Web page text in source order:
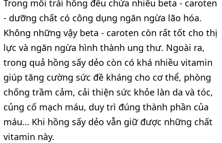
Trong mỗi trái hồng đều chứa nhiều beta - caroten
- dưỡng chất có công dụng ngăn ngừa lão hóa.
Không những vậy beta - caroten còn rất tốt cho thị
lực và ngăn ngừa hình thành ung thư. Ngoài ra,
trong quả hồng sấy dẻo còn có khá nhiều vitamin
giúp tăng cường sức đề kháng cho cơ thể, phòng
chống trầm cảm, cải thiện sức khỏe làn da và tóc,
củng cố mạch máu, duy trì đúng thành phần của
máu… Khi hồng sấy dẻo vẫn giữ được những chất
vitamin này.